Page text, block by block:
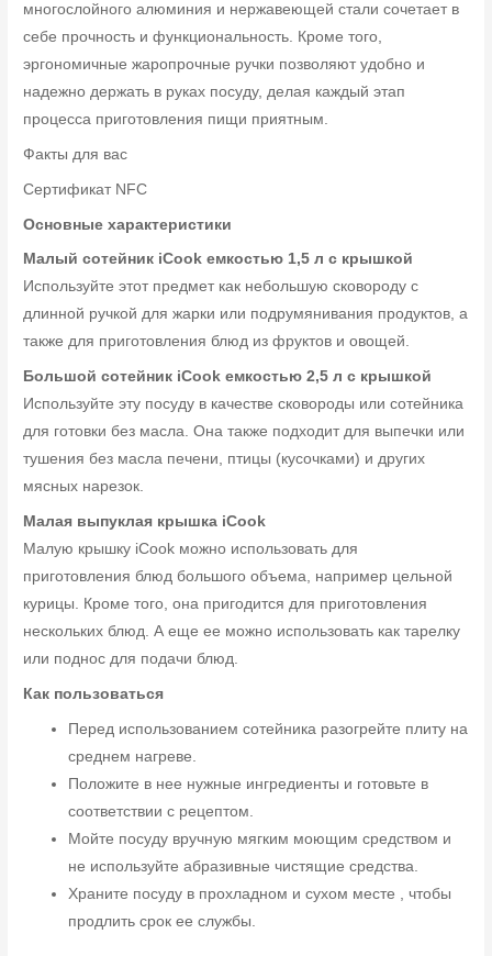
многослойного алюминия и нержавеющей стали сочетает в
себе прочность и функциональность. Кроме того,
эргономичные жаропрочные ручки позволяют удобно и
надежно держать в руках посуду, делая каждый этап
процесса приготовления пищи приятным.
Факты для вас
Сертификат NFC
Основные характеристики
Малый сотейник iCook емкостью 1,5 л с крышкой
Используйте этот предмет как небольшую сковороду с
длинной ручкой для жарки или подрумянивания продуктов, а
также для приготовления блюд из фруктов и овощей.
Большой сотейник iCook емкостью 2,5 л с крышкой
Используйте эту посуду в качестве сковороды или сотейника
для готовки без масла. Она также подходит для выпечки или
тушения без масла печени, птицы (кусочками) и других
мясных нарезок.
Малая выпуклая крышка iCook
Малую крышку iCook можно использовать для
приготовления блюд большого объема, например цельной
курицы. Кроме того, она пригодится для приготовления
нескольких блюд. А еще ее можно использовать как тарелку
или поднос для подачи блюд.
Как пользоваться
Перед использованием сотейника разогрейте плиту на
среднем нагреве.
Положите в нее нужные ингредиенты и готовьте в
соответствии с рецептом.
Мойте посуду вручную мягким моющим средством и
не используйте абразивные чистящие средства.
Храните посуду в прохладном и сухом месте , чтобы
продлить срок ее службы.